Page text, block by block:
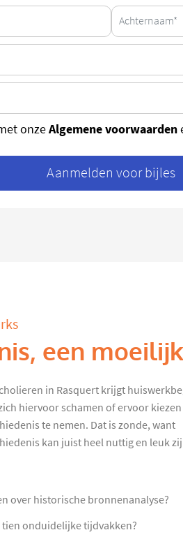
onzeAlgemene voorwaarden
Aanmelden voor bijles
een
in Rasquert krijgt
hiervoor schamen of ervoor
te nemen. Dat is zonde, want
kan juist heel nuttig en leuk
over historische bronnenanalyse?
onduidelijke tijdvakken?